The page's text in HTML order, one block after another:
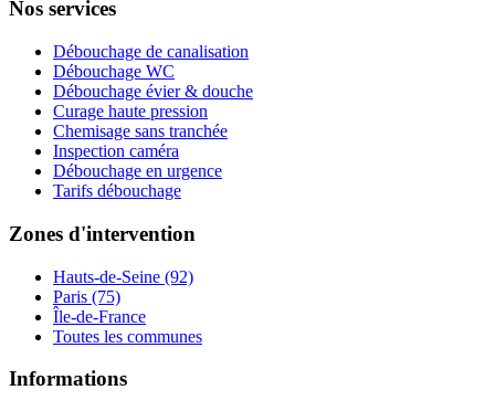
Nos services
Débouchage de canalisation
Débouchage WC
Débouchage évier & douche
Curage haute pression
Chemisage sans tranchée
Inspection caméra
Débouchage en urgence
Tarifs débouchage
Zones d'intervention
Hauts-de-Seine (92)
Paris (75)
Île-de-France
Toutes les communes
Informations